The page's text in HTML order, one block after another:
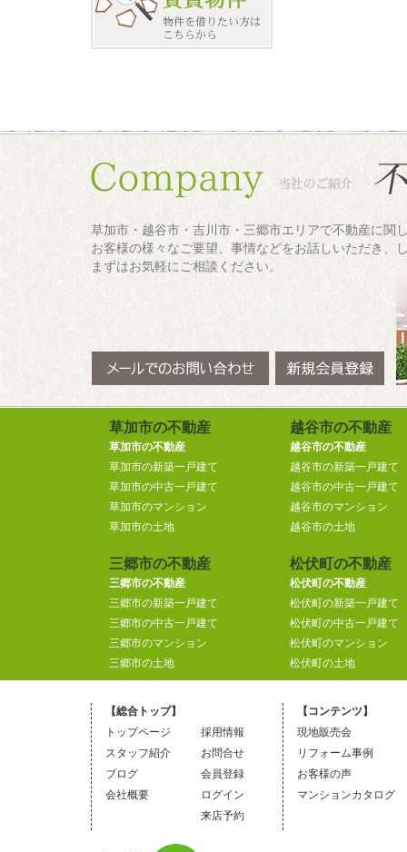
草加市・越谷市・吉川市・三郷市エリアで不動産に関
お客様の様々なご要望、事情などをお話しいただき、
まずはお気軽にご相談ください。
草加市の不動産
草加市の不動産
草加市の新築一戸建て
草加市の中古一戸建て
草加市のマンション
草加市の土地
越谷市の不動産
越谷市の不動産
越谷市の新築一戸建て
越谷市の中古一戸建て
越谷市のマンション
越谷市の土地
三郷市の不動産
三郷市の不動産
三郷市の新築一戸建て
三郷市の中古一戸建て
三郷市のマンション
三郷市の土地
松伏町の不動産
松伏町の不動産
松伏町の新築一戸建て
松伏町の中古一戸建て
松伏町のマンション
松伏町の土地
【総合トップ】
トップページ
スタッフ紹介
ブログ
会社概要
採用情報
お問合せ
会員登録
ログイン
来店予約
【コンテンツ】
現地販売会
リフォーム事例
お客様の声
マンションカタログ